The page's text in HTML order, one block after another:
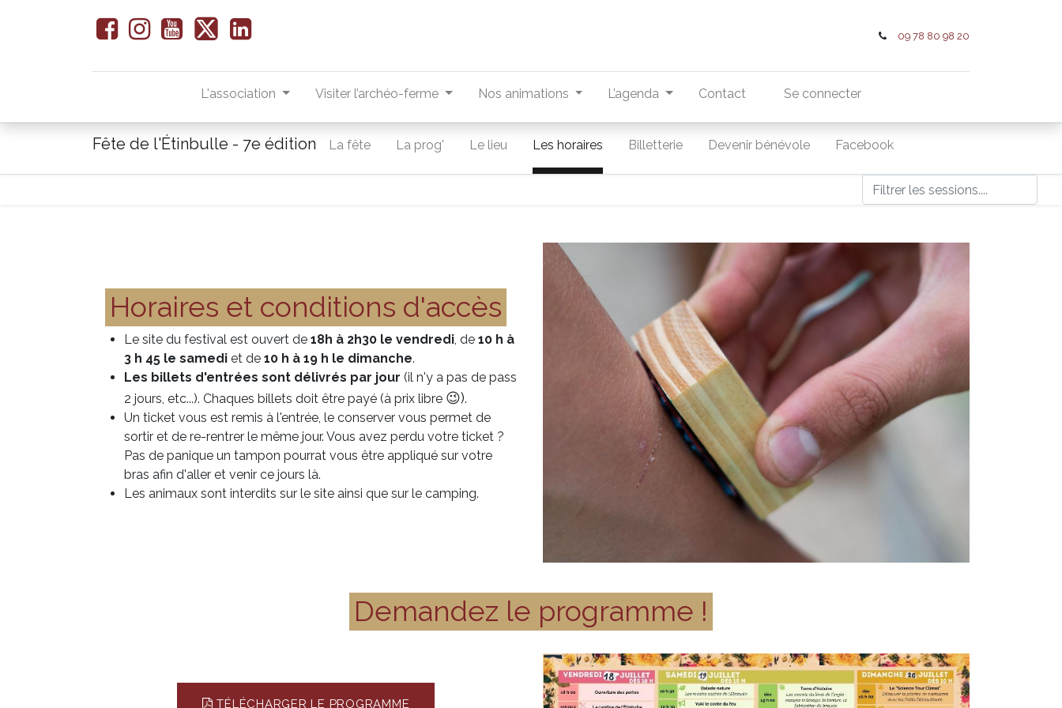
09 78 80 98 20
L'association Visiter l’archéo-ferme Nos animations L’agenda Contact Se connecter
Fête de l'Étinbulle - 7e édition La fête La prog' Le lieu Les horaires Billetterie Devenir bénévole Facebook
Horaires et conditions d'accès
Le site du festival est ouvert de 18h à 2h30 le vendredi , de 10 h à
3 h 45 le samedi et de 10 h à 19 h le dimanche.
Les billets d'entrées sont délivrés par jour (il n'y a pas de pass
2 jours, etc...). Chaques billets doit être payé (à prix libre 😉).
Un ticket vous est remis à l'entrée, le conserver vous permet de
sortir et de re-rentrer le même jour. Vous avez perdu votre ticket ?
Pas de panique un tampon pourrat vous être appliqué sur votre
bras afin d'aller et venir ce jours là.
Les animaux sont interdits sur le site ainsi que sur le camping.
Demandez le programme !
TÉLÉCHARGER LE PROGRAMME